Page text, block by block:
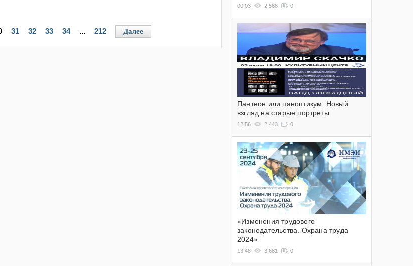
31 32 33 34 ... 212 Далее
00:03 2 568 0
Пантеон или паноптикум. Новый
взгляд на старые портреты
12:56 2 443 0
«Изменения трудового
законодательства. Охрана труда
2024»
13:48 3 681 0